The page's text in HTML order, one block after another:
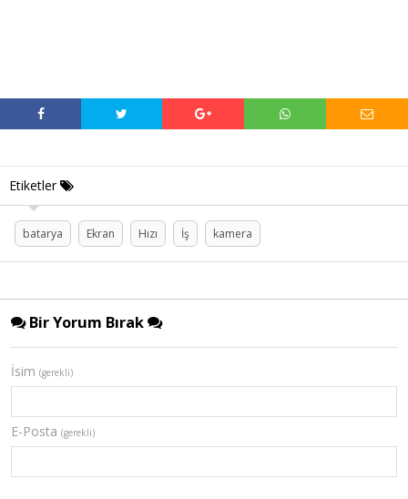
Etiketler
batarya Ekran Hızı İş kamera
Bir Yorum Bırak
İsim (gerekli)
E-Posta (gerekli)